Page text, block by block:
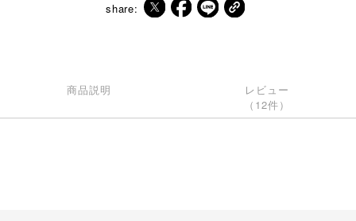
share:
商品説明
レビュー
（12件）